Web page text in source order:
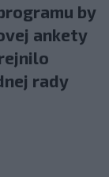
by
ankety
rady